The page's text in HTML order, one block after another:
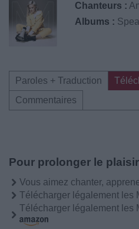
Chanteurs :
Albums :
Paroles + Traduction
Commentaires
Pour prolonger le
Vous aimez chanter,
Télécharger légalement les
Télécharger légalement les